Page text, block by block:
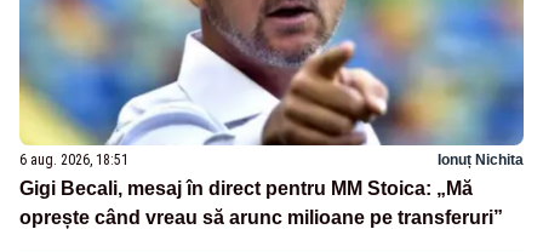
6 aug. 2026, 18:51 Ionuț Nichita
Gigi Becali, mesaj în direct pentru MM Stoica: „Mă
oprește când vreau să arunc milioane pe transferuri”